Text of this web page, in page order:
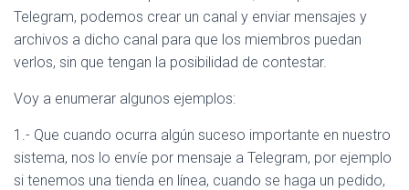
Telegram, podemos crear un canal y enviar mensajes y
archivos a dicho canal para que los miembros puedan
verlos, sin que tengan la posibilidad de contestar.
Voy a enumerar algunos ejemplos:
1.- Que cuando ocurra algún suceso importante en nuestro
sistema, nos lo envíe por mensaje a Telegram, por ejemplo
si tenemos una tienda en línea, cuando se haga un pedido,